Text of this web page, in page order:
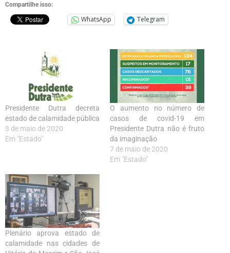
Compartilhe isso:
WhatsApp Telegram
Presidente Dutra decreta
estado de calamidade pública
3 de maio de 2020
Em "Estado"
O aumento no número de
casos de covid-19 em
Presidente Dutra não é fruto
da imaginação
7 de maio de 2020
Em "Estado"
Plenário aprova estado de
calamidade nas cidades de